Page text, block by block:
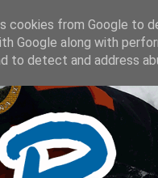
cookies from Google to
Google along with
to detect and address